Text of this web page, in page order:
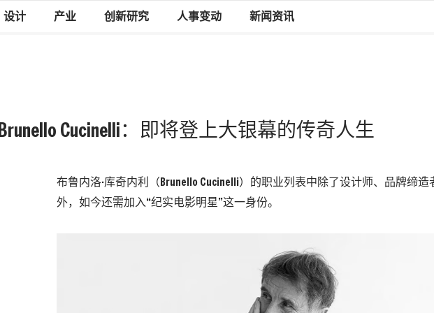
设计 产业 创新研究 人事变动 新闻资讯
Brunello Cucinelli：即将登上大银幕的传奇人生
布鲁内洛·库奇内利（Brunello Cucinelli）的职业列表中除了设计师、品牌缔
外，如今还需加入“纪实电影明星”这一身份。